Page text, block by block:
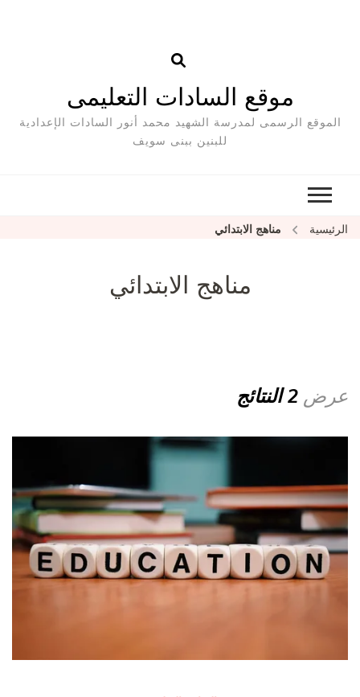
موقع السادات التعليمى
الموقع الرسمى لمدرسة الشهيد محمد أنور السادات الإعدادية
للبنين ببنى سويف
الرئيسية مناهج الابتدائي
مناهج الابتدائي
عرض 2 النتائج